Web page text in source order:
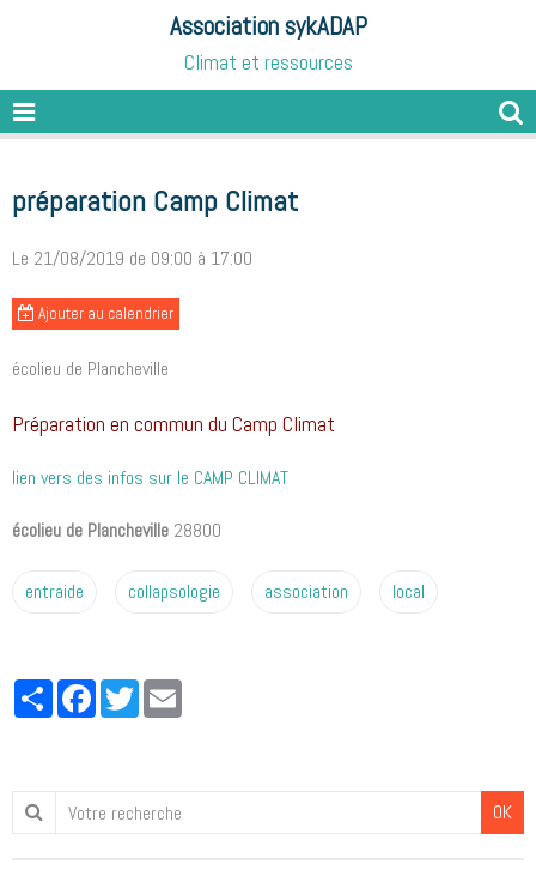
Association sykADAP
Climat et ressources
préparation Camp Climat
Le 21/08/2019 de 09:00 à 17:00
Ajouter au calendrier
écolieu de Plancheville
Préparation en commun du Camp Climat
lien vers des infos sur le CAMP CLIMAT
écolieu de Plancheville 28800
entraide collapsologie association local
PartagerFacebookTwitter
OK